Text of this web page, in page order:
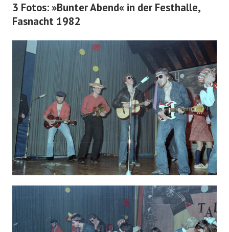
3 Fotos: »Bunter Abend« in der Festhalle,
Fasnacht 1982